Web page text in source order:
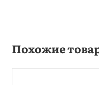
Похожие